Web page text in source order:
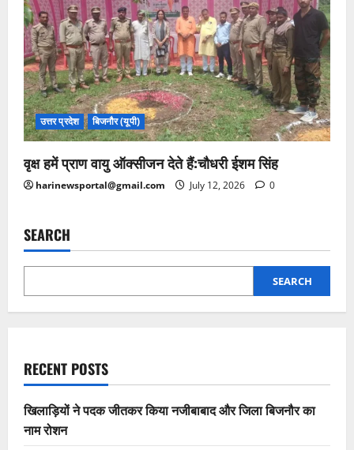
उत्तर प्रदेश बिजनौर (यूपी)
वृक्ष हमें प्राण वायु ऑक्सीजन देते हैं:चौधरी ईशम सिंह
harinewsportal@gmail.com July 12, 2026 0
SEARCH
SEARCH
RECENT POSTS
खिलाड़ियों ने पदक जीतकर किया नजीबाबाद और जिला बिजनौर का
नाम रोशन